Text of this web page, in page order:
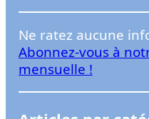
e
r
Ne ratez aucune
Abonnez-vous à
mensuelle !